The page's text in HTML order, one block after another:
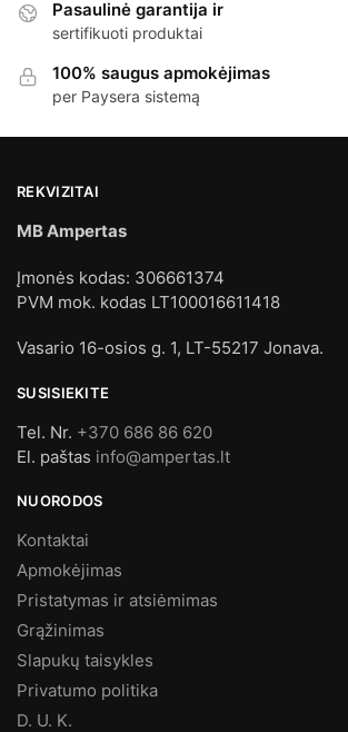
Pasaulinė garantija ir
sertifikuoti produktai
100% saugus apmokėjimas
per Paysera sistemą
REKVIZITAI
MB Ampertas
Įmonės kodas: 306661374
PVM mok. kodas LT100016611418
Vasario 16-osios g. 1, LT-55217 Jonava.
SUSISIEKITE
Tel. Nr. +370 686 86 620
El. paštas info@ampertas.lt
NUORODOS
Kontaktai
Apmokėjimas
Pristatymas ir atsiėmimas
Grąžinimas
Slapukų taisykles
Privatumo politika
D. U. K.